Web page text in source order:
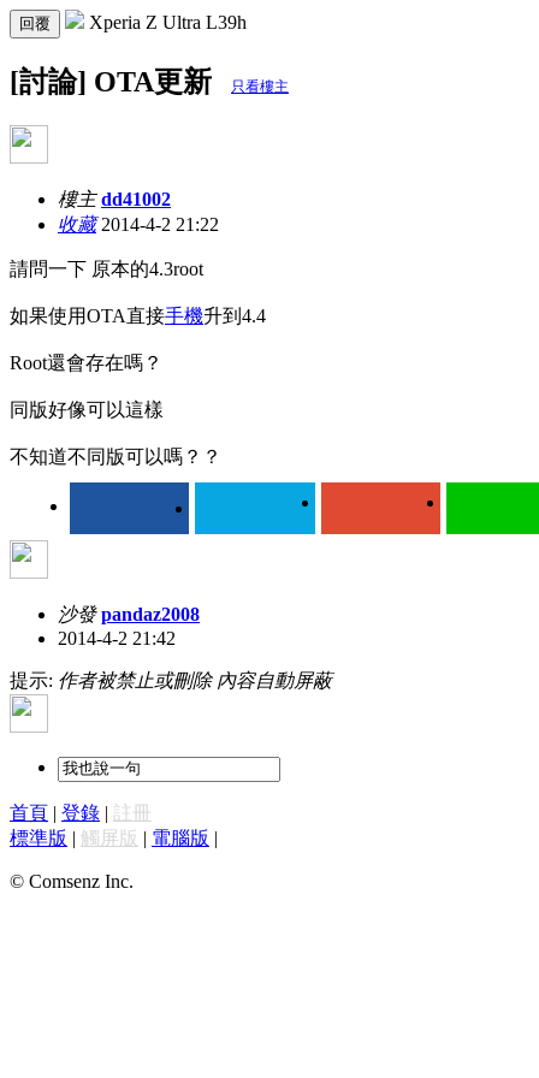
回覆 Xperia Z Ultra L39h
[討論] OTA更新 只看樓主
樓主 dd41002
收藏2014-4-2 21:22
請問一下 原本的4.3root
如果使用OTA直接手機升到4.4
Root還會存在嗎？
同版好像可以這樣
不知道不同版可以嗎？？
沙發 pandaz2008
2014-4-2 21:42
提示: 作者被禁止或刪除 內容自動屏蔽
首頁 | 登錄 | 註冊
標準版 | 觸屏版 | 電腦版 |
© Comsenz Inc.